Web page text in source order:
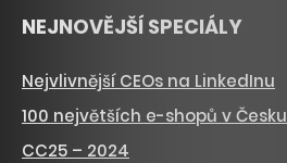
NEJNOVĚJŠÍ SPECIÁLY
Nejvlivnější CEOs na LinkedInu
100 největších e-shopů v Česku
CC25 – 2024